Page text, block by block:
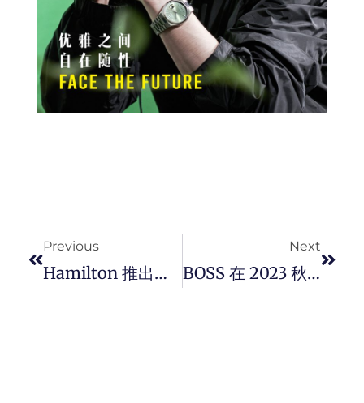
Previous
Hamilton 推出专为热血探索者而设的全新 Khaki Field 卡其陆战系列 Expedition 腕表。
Next
BOSS 在 2023 秋冬时装秀呈现创新型面料 HEIQ AEONIQ 打造三款 “ 即看即买 ” 外套。